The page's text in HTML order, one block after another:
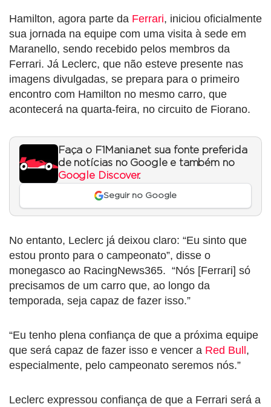
Hamilton, agora parte da Ferrari, iniciou oficialmente
sua jornada na equipe com uma visita à sede em
Maranello, sendo recebido pelos membros da
Ferrari. Já Leclerc, que não esteve presente nas
imagens divulgadas, se prepara para o primeiro
encontro com Hamilton no mesmo carro, que
acontecerá na quarta-feira, no circuito de Fiorano.
Faça o F1Mania.net sua fonte preferida
de notícias no Google e também no
Google Discover.
Seguir no Google
No entanto, Leclerc já deixou claro: “Eu sinto que
estou pronto para o campeonato”, disse o
monegasco ao RacingNews365. “Nós [Ferrari] só
precisamos de um carro que, ao longo da
temporada, seja capaz de fazer isso.”
“Eu tenho plena confiança de que a próxima equipe
que será capaz de fazer isso e vencer a Red Bull ,
especialmente, pelo campeonato seremos nós.”
Leclerc expressou confiança de que a Ferrari será a